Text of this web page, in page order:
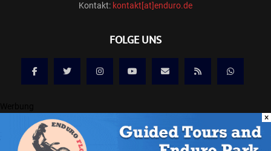
Kontakt: kontakt[at]enduro.de
FOLGE UNS
@2025 ENDURO.DE ONLINE MAGAZIN
×